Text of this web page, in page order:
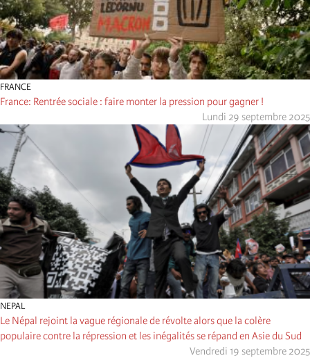
FRANCE
France: Rentrée sociale : faire monter la pression pour gagner !
Lundi 29 septembre 2025
NEPAL
Le Népal rejoint la vague régionale de révolte alors que la colère
populaire contre la répression et les inégalités se répand en Asie du Sud
Vendredi 19 septembre 2025